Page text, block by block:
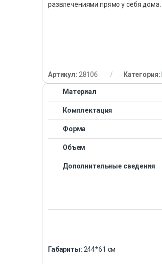
развлечениями прямо у себя дома.
Артикул: 28106 Категория:
Материал
Комплектация
Форма
Объем
Дополнительные сведения
​Габариты: 244*61 см